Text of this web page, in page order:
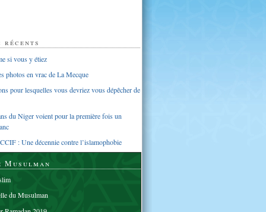
si vous y étiez
photos en vrac de La Mecque
pour lesquelles vous devriez vous dépêcher de
du Niger voient pour la première fois un
: Une décennie contre l’islamophobie
Musulman
du Musulman